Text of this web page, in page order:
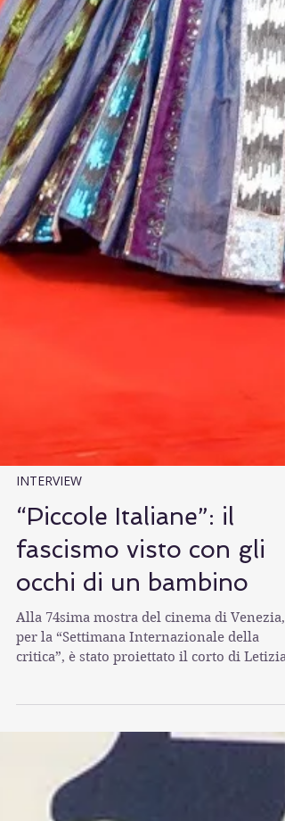
INTERVIEW
“Piccole Italiane”: il
fascismo visto con gli
per la “Settimana Internazionale della
critica”, è stato proiettato il corto di